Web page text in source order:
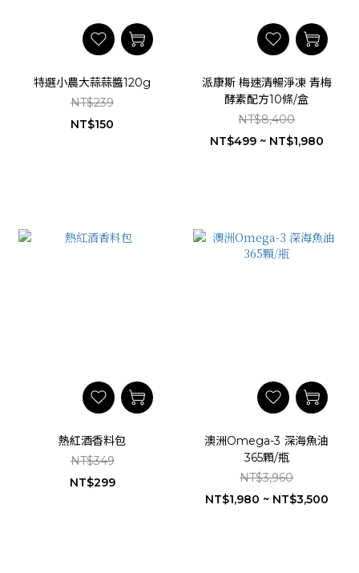
特選小農大蒜蒜醬120g
NT$239
NT$150
派康斯 梅速清暢淨凍 青梅
酵素配方10條/盒
NT$8,400
NT$499 ~ NT$1,980
熱紅酒香料包
NT$349
NT$299
澳洲Omega-3 深海魚油
365顆/瓶
NT$3,960
NT$1,980 ~ NT$3,500